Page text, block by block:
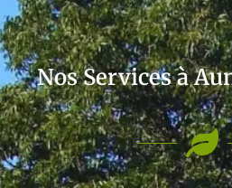
Nos Services à